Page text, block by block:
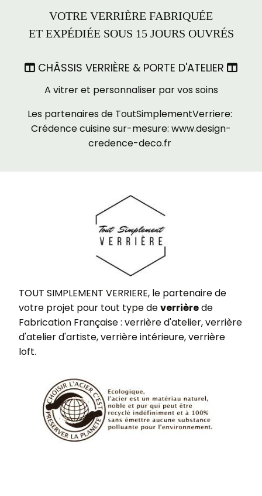
VOTRE VERRIÈRE FABRIQUÉE
ET EXPÉDIÉE SOUS 15 JOURS OUVRÉS
 CHÂSSIS VERRIÈRE & PORTE D'ATELIER 
A vitrer et personnaliser par vos soins
Les partenaires de ToutSimplementVerriere:
Crédence cuisine sur-mesure: www.design-
credence-deco.fr
TOUT SIMPLEMENT VERRIERE, le partenaire de
votre projet pour tout type deverrièrede
Fabrication Française : verrière d'atelier, verrière
d'atelier d'artiste, verrière intérieure, verrière
loft.